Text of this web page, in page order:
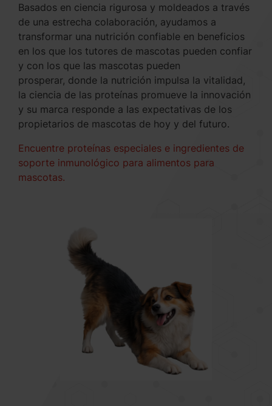
Basados en ciencia rigurosa y moldeados a través
de una estrecha colaboración, ayudamos a
transformar una nutrición confiable en beneficios
en los que los tutores de mascotas pueden confiar
y con los que las mascotas pueden
prosperar, donde la nutrición impulsa la vitalidad,
la ciencia de las proteínas promueve la innovación
y su marca responde a las expectativas de los
propietarios de mascotas de hoy y del futuro.
Encuentre proteínas especiales e ingredientes de
soporte inmunológico para alimentos para
mascotas.